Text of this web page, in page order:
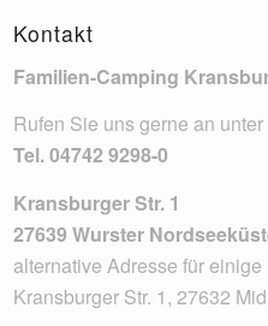
Kontakt
Familien-Camping
Rufen Sie uns gerne an unter
Tel.04742 9298-0
Kransburger Str. 1
27639 Wurster
alternative Adresse für einige
Kransburger Str. 1, 27632